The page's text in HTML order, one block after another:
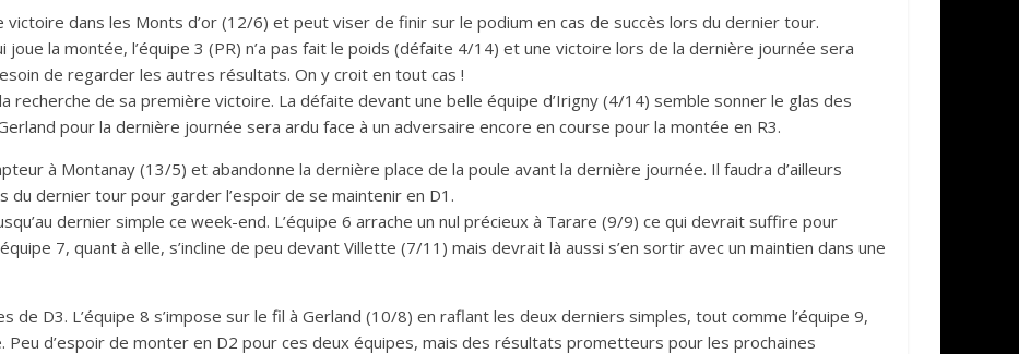
victoire dans les Monts d’or (12/6) et peut viser de finir sur le podium en cas de succès lors du dernier tour.
joue la montée, l’équipe 3 (PR) n’a pas fait le poids (défaite 4/14) et une victoire lors de la dernière journée sera
de regarder les autres résultats. On y croit en tout cas !
recherche de sa première victoire. La défaite devant une belle équipe d’Irigny (4/14) semble sonner le glas des
pour la dernière journée sera ardu face à un adversaire encore en course pour la montée en R3.
à Montanay (13/5) et abandonne la dernière place de la poule avant la dernière journée. Il faudra d’ailleurs
du dernier tour pour garder l’espoir de se maintenir en D1.
dernier simple ce week-end. L’équipe 6 arrache un nul précieux à Tarare (9/9) ce qui devrait suffire pour
7, quant à elle, s’incline de peu devant Villette (7/11) mais devrait là aussi s’en sortir avec un maintien dans une
de D3. L’équipe 8 s’impose sur le fil à Gerland (10/8) en raflant les deux derniers simples, tout comme l’équipe 9,
d’espoir de monter en D2 pour ces deux équipes, mais des résultats prometteurs pour les prochaines